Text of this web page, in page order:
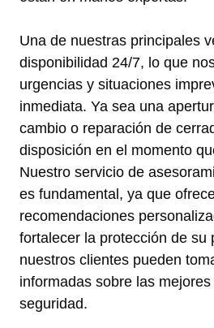
Una de nuestras principales
disponibilidad 24/7, lo que
urgencias y situaciones
inmediata. Ya sea una
cambio o reparación de
disposición en el momento
Nuestro servicio de
es fundamental, ya que
recomendaciones
fortalecer la protección de su
nuestros clientes pueden
informadas sobre las
seguridad.